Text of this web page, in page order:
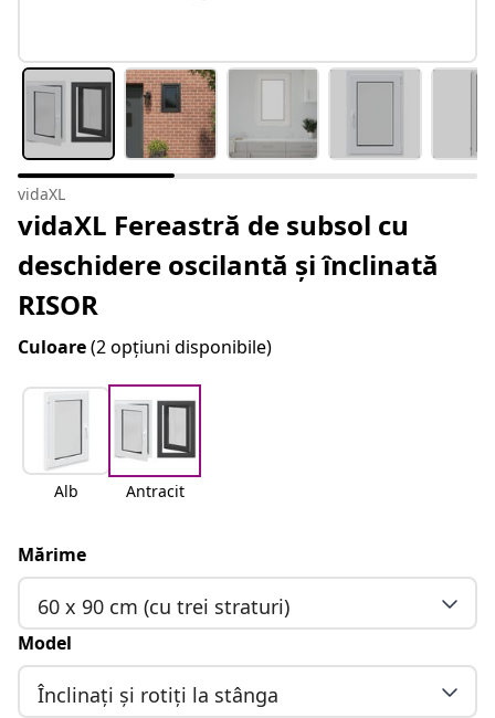
vidaXL
vidaXL Fereastră de subsol cu
deschidere oscilantă și înclinată
RISOR
Culoare(2 opțiuni disponibile)
Alb Antracit
Mărime
60 x 90 cm (cu trei straturi)
Model
Înclinați și rotiți la stânga